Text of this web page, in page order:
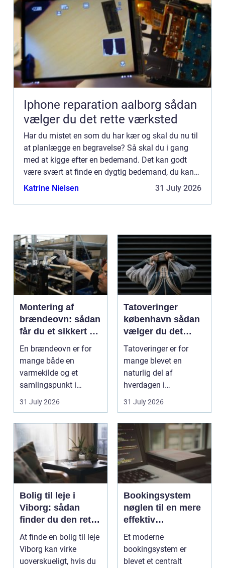
Iphone reparation aalborg sådan
vælger du det rette værksted
Har du mistet en som du har kær og skal du nu til
at planlægge en begravelse? Så skal du i gang
med at kigge efter en bedemand. Det kan godt
være svært at finde en dygtig bedemand, du kan
stole på og regne med. Det gør det lidt
Katrine Nielsen 31 July 2026
Montering af
brændeovn: sådan
får du et sikkert og
smukt resultat
En brændeovn er for
mange både en
varmekilde og et
samlingspunkt i
hjemmet. Flammerne
31 July 2026
Tatoveringer
københavn sådan
vælger du det
rigtige studie
Tatoveringer er for
mange blevet en
naturlig del af
hverdagen i
København. Byen er
31 July 2026
Bolig til leje i
Viborg: sådan
finder du den rette
lejlighed
At finde en bolig til leje
Viborg kan virke
uoverskueligt, hvis du
Bookingsystem
nøglen til en mere
effektiv
klinikhverdag
Et moderne
bookingsystem er
blevet et centralt